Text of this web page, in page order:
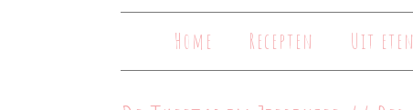
Home Recepten Uit eten